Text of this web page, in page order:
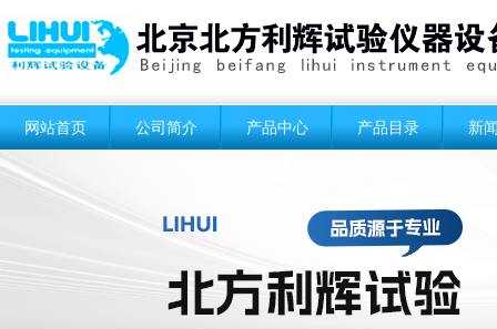
网站首页 公司简介 产品中心 产品目录 新